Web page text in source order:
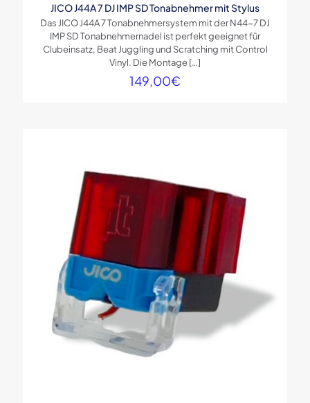
JICO J44A 7 DJ IMP SD Tonabnehmer mit Stylus
Das JICO J44A 7 Tonabnehmersystem mit der N44-7 DJ
IMP SD Tonabnehmernadel ist perfekt geeignet für
Clubeinsatz, Beat Juggling und Scratching mit Control
Vinyl. Die Montage[…]
149,00€